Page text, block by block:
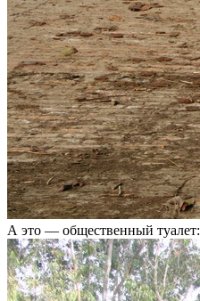
А это — общественный туалет: